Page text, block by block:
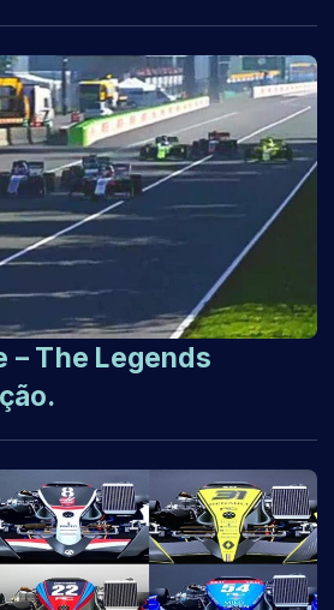
– The Legends